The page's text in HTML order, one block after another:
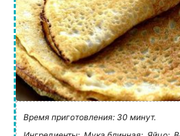
Время приготовления: 30 минут.